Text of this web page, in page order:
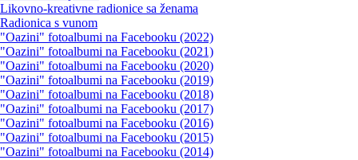
Likovno-kreativne radionice sa ženama
Radionica s vunom
"Oazini" fotoalbumi na Facebooku (2022)
"Oazini" fotoalbumi na Facebooku (2021)
"Oazini" fotoalbumi na Facebooku (2020)
"Oazini" fotoalbumi na Facebooku (2019)
"Oazini" fotoalbumi na Facebooku (2018)
"Oazini" fotoalbumi na Facebooku (2017)
"Oazini" fotoalbumi na Facebooku (2016)
"Oazini" fotoalbumi na Facebooku (2015)
"Oazini" fotoalbumi na Facebooku (2014)